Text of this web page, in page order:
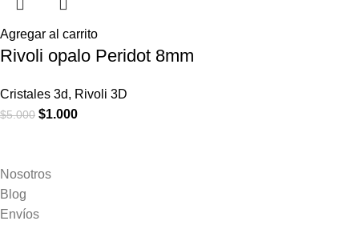
Agregar al carrito
Rivoli opalo Peridot 8mm
Cristales 3d, Rivoli 3D
$5.000 $1.000
Nosotros
Blog
Envíos